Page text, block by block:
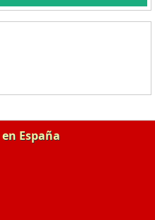
España